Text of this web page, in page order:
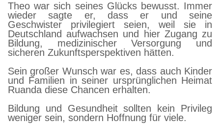
Theo war sich seines Glücks bewusst. Immer
wieder sagte er, dass er und seine
Geschwister privilegiert seien, weil sie in
Deutschland aufwachsen und hier Zugang zu
Bildung, medizinischer Versorgung und
sicheren Zukunftsperspektiven hätten.
Sein großer Wunsch war es, dass auch Kinder
und Familien in seiner ursprünglichen Heimat
Ruanda diese Chancen erhalten.
Bildung und Gesundheit sollten kein Privileg
weniger sein, sondern Hoffnung für viele.